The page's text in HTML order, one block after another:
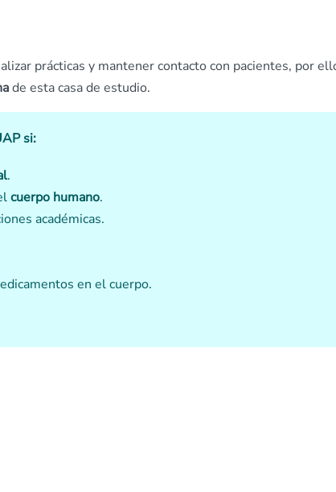
prácticas y mantener contacto con pacientes, por
de esta casa de estudio.
si:
.
cuerpo humano.
académicas.
en el cuerpo.